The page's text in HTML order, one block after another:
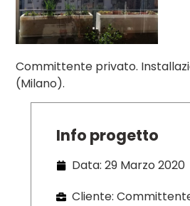
Committente privato.
(Milano).
Info progetto
Data: 29 Marzo 2020
Cliente: